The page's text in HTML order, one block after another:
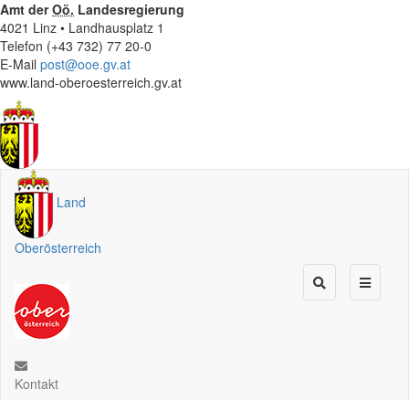
Amt derOö. Landesregierung
4021 Linz • Landhausplatz 1
Telefon (+43 732) 77 20-0
E-Mail post@ooe.gv.at
www.land-oberoesterreich.gv.at
Land
Oberösterreich
Kontakt